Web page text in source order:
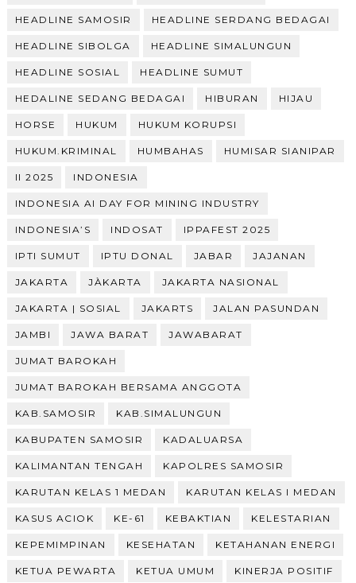
HEADLINE SAMOSIR HEADLINE SERDANG BEDAGAI
HEADLINE SIBOLGA HEADLINE SIMALUNGUN
HEADLINE SOSIAL HEADLINE SUMUT
HEDALINE SEDANG BEDAGAI HIBURAN HIJAU
HORSE HUKUM HUKUM KORUPSI
HUKUM.KRIMINAL HUMBAHAS HUMISAR SIANIPAR
II 2025 INDONESIA
INDONESIA AI DAY FOR MINING INDUSTRY
INDONESIA’S INDOSAT IPPAFEST 2025
IPTI SUMUT IPTU DONAL JABAR JAJANAN
JAKARTA JÀKARTA JAKARTA NASIONAL
JAKARTA | SOSIAL JAKARTS JALAN PASUNDAN
JAMBI JAWA BARAT JAWABARAT
JUMAT BAROKAH
JUMAT BAROKAH BERSAMA ANGGOTA
KAB.SAMOSIR KAB.SIMALUNGUN
KABUPATEN SAMOSIR KADALUARSA
KALIMANTAN TENGAH KAPOLRES SAMOSIR
KARUTAN KELAS 1 MEDAN KARUTAN KELAS I MEDAN
KASUS ACIOK KE-61 KEBAKTIAN KELESTARIAN
KEPEMIMPINAN KESEHATAN KETAHANAN ENERGI
KETUA PEWARTA KETUA UMUM KINERJA POSITIF